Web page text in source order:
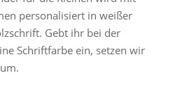
personalisiert in weißer
Gebt ihr bei der
Schriftfarbe ein, setzen wir